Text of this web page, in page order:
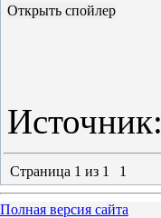
Источник:
Страница 1 из 1 1
Полная версия сайта